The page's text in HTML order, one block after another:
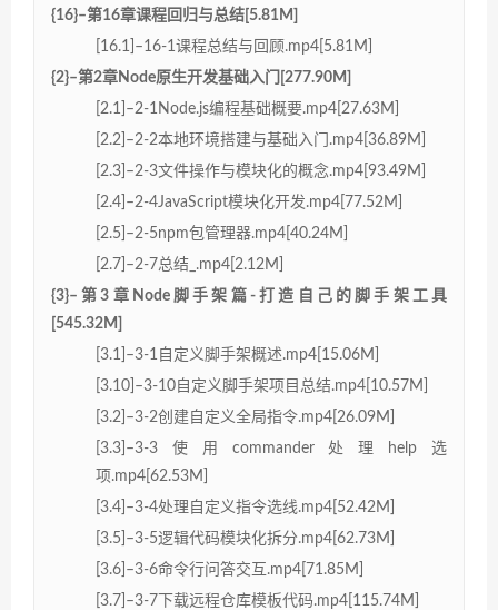
{16}–第16章课程回归与总结[5.81M]
[16.1]–16-1课程总结与回顾.mp4[5.81M]
{2}–第2章Node原生开发基础入门[277.90M]
[2.1]–2-1Node.js编程基础概要.mp4[27.63M]
[2.2]–2-2本地环境搭建与基础入门.mp4[36.89M]
[2.3]–2-3文件操作与模块化的概念.mp4[93.49M]
[2.4]–2-4JavaScript模块化开发.mp4[77.52M]
[2.5]–2-5npm包管理器.mp4[40.24M]
[2.7]–2-7总结_.mp4[2.12M]
{3}–第3章Node脚手架篇-打造自己的脚手架工具
[545.32M]
[3.1]–3-1自定义脚手架概述.mp4[15.06M]
[3.10]–3-10自定义脚手架项目总结.mp4[10.57M]
[3.2]–3-2创建自定义全局指令.mp4[26.09M]
[3.3]–3-3使用commander处理help选
项.mp4[62.53M]
[3.4]–3-4处理自定义指令选线.mp4[52.42M]
[3.5]–3-5逻辑代码模块化拆分.mp4[62.73M]
[3.6]–3-6命令行问答交互.mp4[71.85M]
[3.7]–3-7下载远程仓库模板代码.mp4[115.74M]